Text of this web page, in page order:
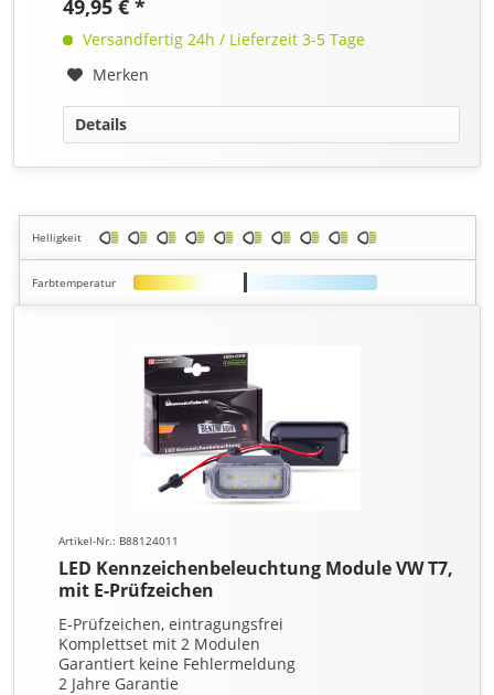
49,95 € *
Versandfertig 24h / Lieferzeit 3-5 Tage
Merken
Details
Helligkeit
Farbtemperatur
Artikel-Nr.: B88124011
LED Kennzeichenbeleuchtung Module VW T7,
mit E-Prüfzeichen
E-Prüfzeichen, eintragungsfrei
Komplettset mit 2 Modulen
Garantiert keine Fehlermeldung
2 Jahre Garantie